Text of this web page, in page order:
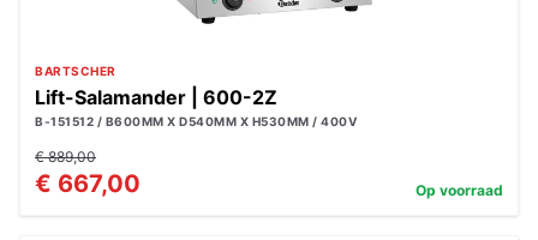
BARTSCHER
Lift-Salamander | 600-2Z
B-151512 / B600MM X D540MM X H530MM / 400V
€ 889,00
€ 667,00 Op voorraad